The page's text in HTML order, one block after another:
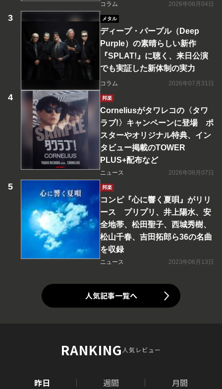
コラム 2026年08月04日
メタル
ディープ・パープル（Deep
Purple）の素晴らしい新作
『SPLAT!』に聴く、来日公演
でも実証した新体制の実力
コラム 2026年07月31日
邦楽
Corneliusがタワレコの〈タワ
ラブ!〉キャンペーンに登場 ポ
スターやオリジナル特典、イン
タビュー掲載のTOWER
PLUS+配布など
ニュース 2026年08月07日
邦楽
コンピ『心に響く夏唄』がリリ
ース プリプリ、井上陽水、安
全地帯、松田聖子、西城秀樹、
松山千春、吉田拓郎ら36の名曲
を収録
ニュース 2023年06月13日
人気記事一覧へ
RANKING人気レビュー
昨日 週間 月間